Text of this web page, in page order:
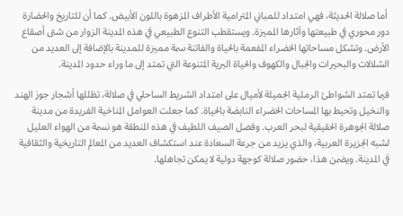
أما صلالة الحديثة، فهي امتداد للمباني المترامية الأطراف المزهوة باللون الأبيض. كما أن للتاريخ والحضارة
دور محوري في طبيعتها وآثارها المميزة. ويستقطب التنوع الطبيعي في هذه المدينة الزوار من شتى أصقاع
الأرض. وتشكل مساحاتها الخضراء المفعمة بالحياة والفاتنة سمة مميزة للمدينة بالإضافة إلى العديد من
الشلالات والبحيرات والجبال والكهوف والحياة البرية المتنوعة التي تمتد إلى ما وراء حدود المدينة.
فيما تمتد الشواطئ الرملية الجميلة لأميال على امتداد الشريط الساحلي في صلالة، تظللها أشجار جوز الهند
والنخيل وتحيط بها المساحات الخضراء النابضة بالحياة. كما جعلت العوامل المناخية الفريدة من مدينة
صلالة الجوهرة الحقيقية لبحر العرب. وفصل الصيف اللطيف في هذه المنطقة هو نسمة من الهواء العليل
لشبه الجزيرة العربية، والذي يزيد من جرعة السعادة عند استكشاف العديد من المعالم التاريخية والثقافية
في المدينة. ويضمن هذا، حضور صلالة كوجهة دولية لا يمكن تجاهلها.